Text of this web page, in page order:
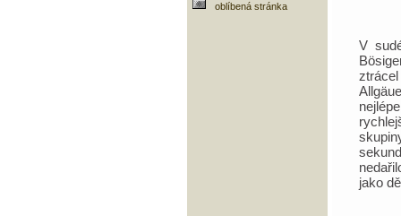
oblíbená stránka
V
jako